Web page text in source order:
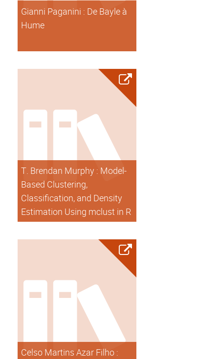
Gianni Paganini : De Bayle à
Hume
T. Brendan Murphy : Model-
Based Clustering,
Classification, and Density
Estimation Using mclust in R
Celso Martins Azar Filho :